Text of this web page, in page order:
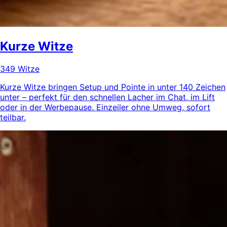
Kurze Witze
349 Witze
Kurze Witze bringen Setup und Pointe in unter 140 Zeichen
unter – perfekt für den schnellen Lacher im Chat, im Lift
oder in der Werbepause. Einzeiler ohne Umweg, sofort
teilbar.